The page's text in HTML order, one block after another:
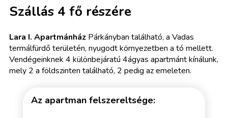
Szállás 4 fő részére
Lara I. ApartmánházPárkányban található, a Vadas
termálfürdő területén, nyugodt környezetben a tó mellett.
Vendégeinknek 4 különbejáratú 4ágyas apartmánt kínálunk,
mely 2 a földszinten található, 2 pedig az emeleten.
Az apartman felszereltsége: